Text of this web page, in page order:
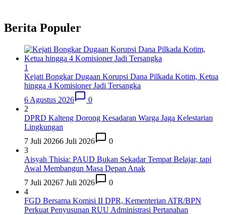
Berita Populer
1
Kejati Bongkar Dugaan Korupsi Dana Pilkada Kotim, Ketua
hingga 4 Komisioner Jadi Tersangka
6 Agustus 2026
0
2
DPRD Kalteng Dorong Kesadaran Warga Jaga Kelestarian
Lingkungan
7 Juli 20266 Juli 2026
0
3
Aisyah Thisia: PAUD Bukan Sekadar Tempat Belajar, tapi
Awal Membangun Masa Depan Anak
7 Juli 20267 Juli 2026
0
4
FGD Bersama Komisi II DPR, Kementerian ATR/BPN
Perkuat Penyusunan RUU Administrasi Pertanahan